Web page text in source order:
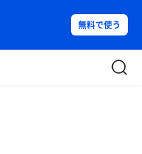
無料で使う